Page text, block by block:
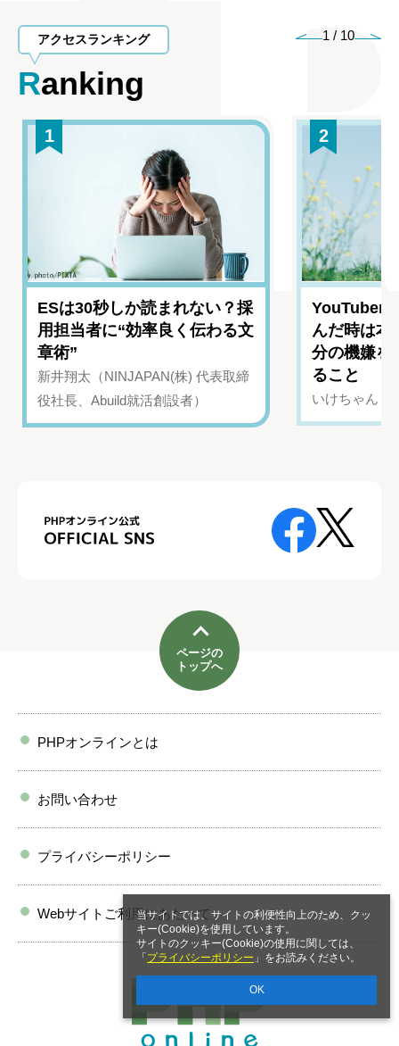
当サイトでは、サイトの利便性向上のため、クッ
キー(Cookie)を使用しています。
サイトのクッキー(Cookie)の使用に関しては、
「 プライバシーポリシー 」をお読みください。
OK
アクセスランキング
Ranking
1 / 10
1
ESは30秒しか読まれない？採
用担当者に“効率良く伝わる文
章術”
新井翔太（NINJAPAN(株) 代表取締
役社長、Abuild就活創設者）
2
YouTuber
んだ時は
分の機嫌を
ること
いけちゃん（
ページの
トップへ
PHPオンラインとは
お問い合わせ
プライバシーポリシー
Webサイトご利用にあたって